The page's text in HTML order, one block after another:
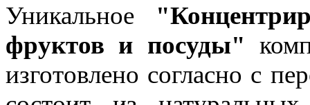
Уникальное
фруктов и посуды"
изготовлено согласно с